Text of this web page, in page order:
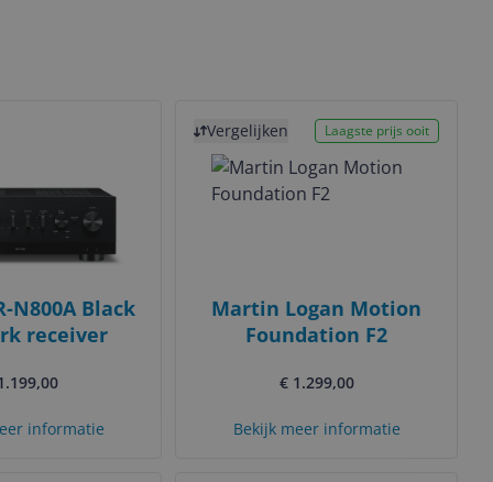
N800A Black
receiver
informatie
Vergelijken Laagste prijs ooit
Martin Logan Motion
Foundation F2
€ 1.299,00
Bekijk meer informatie